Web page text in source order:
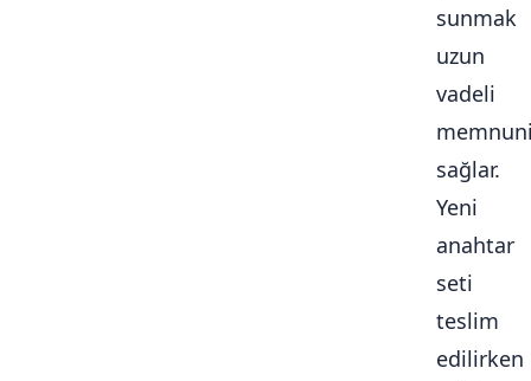
sunmak
uzun
vadeli
sağlar.
Yeni
anahtar
seti
teslim
edilirken